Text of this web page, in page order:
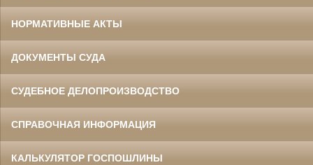
НОРМАТИВНЫЕ АКТЫ
ДОКУМЕНТЫ СУДА
СУДЕБНОЕ ДЕЛОПРОИЗВОДСТВО
СПРАВОЧНАЯ ИНФОРМАЦИЯ
КАЛЬКУЛЯТОР ГОСПОШЛИНЫ